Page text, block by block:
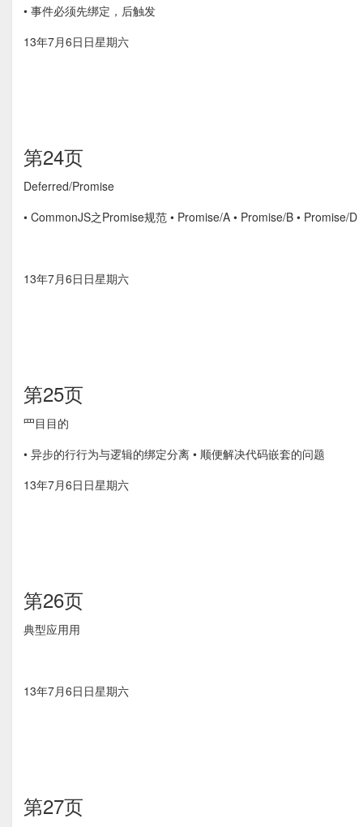
• 事件必须先绑定，后触发
13年7月6⽇日星期六
第24页
Deferred/Promise
• CommonJS之Promise规范 • Promise/A • Promise/B • Promise/D
13年7月6⽇日星期六
第25页
⺫⽬目的
• 异步的⾏行为与逻辑的绑定分离 • 顺便解决代码嵌套的问题
13年7月6⽇日星期六
第26页
典型应⽤用
13年7月6⽇日星期六
第27页